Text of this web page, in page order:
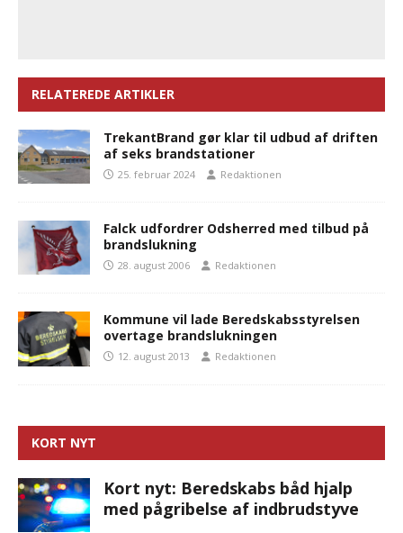
RELATEREDE ARTIKLER
TrekantBrand gør klar til udbud af driften
af seks brandstationer
25. februar 2024 Redaktionen
Falck udfordrer Odsherred med tilbud på
brandslukning
28. august 2006 Redaktionen
Kommune vil lade Beredskabsstyrelsen
overtage brandslukningen
12. august 2013 Redaktionen
KORT NYT
Kort nyt: Beredskabs båd hjalp
med pågribelse af indbrudstyve